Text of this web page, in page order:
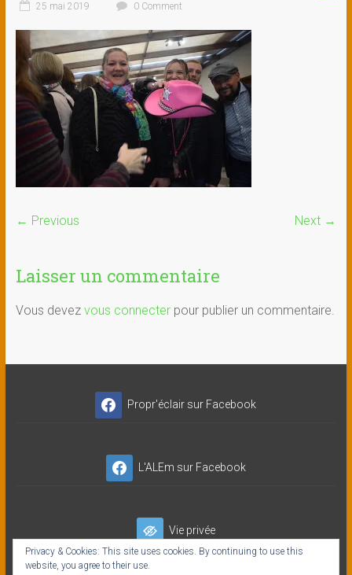
25 mai 2019 0 Comment
← Previous Next →
Laisser un commentaire
Vous devez vous connecterpour publier un commentaire.
Propr'éclair sur Facebook
L'ALEm sur Facebook
Vie privée
Privacy & Cookies: This site uses cookies. By continuing to use this
website, you agree to their use.